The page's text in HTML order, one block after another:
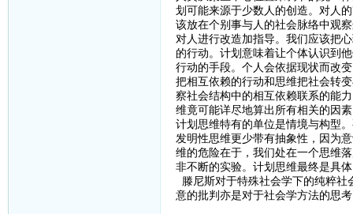
划可能来源于少数人的创造。对人
该放在个别事与人的社会脉络中观
对人进行改造加指导。我们应该把
的行动。计划意味着让个体认识到
行动的手段。个人会依据现状而改
把相互依赖的行动和思维把社会转
察社会结构中的相互依赖联系的能
维竟可能详尽地算出所有相关的因
计划思维特有的单位是情境与构型
发明性思维更少带有抽象性，因为
维的危险在于，我们处在一个思维
非不断的实验。计划思维最终是具
滕尼斯对于特殊社会学下的纯粹
意的批判亦是对于社会学方法的思